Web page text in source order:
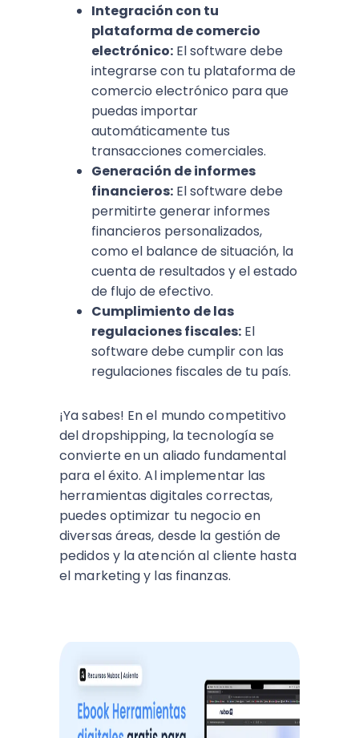
Integración con tu
plataforma de comercio
electrónico: El software debe
integrarse con tu plataforma de
comercio electrónico para que
puedas importar
automáticamente tus
transacciones comerciales.
Generación de informes
financieros: El software debe
permitirte generar informes
financieros personalizados,
como el balance de situación, la
cuenta de resultados y el estado
de flujo de efectivo.
Cumplimiento de las
regulaciones fiscales: El
software debe cumplir con las
regulaciones fiscales de tu país.
¡Ya sabes! En el mundo competitivo
del dropshipping, la tecnología se
convierte en un aliado fundamental
para el éxito. Al implementar las
herramientas digitales correctas,
puedes optimizar tu negocio en
diversas áreas, desde la gestión de
pedidos y la atención al cliente hasta
el marketing y las finanzas.